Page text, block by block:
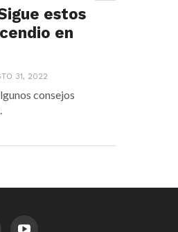
estos
en
31, 2022
consejos